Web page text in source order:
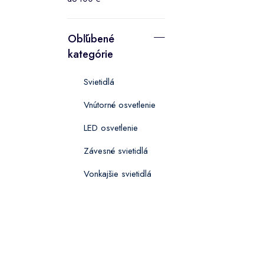
Obľúbené
kategórie
Svietidlá
Vnútorné osvetlenie
LED osvetlenie
Závesné svietidlá
Vonkajšie svietidlá